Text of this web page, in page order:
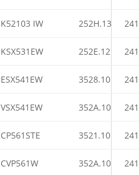
K52103 IW 252H.13
KSX531EW 252E.12
ESX541EW 3528.10
VSX541EW 352A.10
CP561STE 3521.10
CVP561W 352A.10